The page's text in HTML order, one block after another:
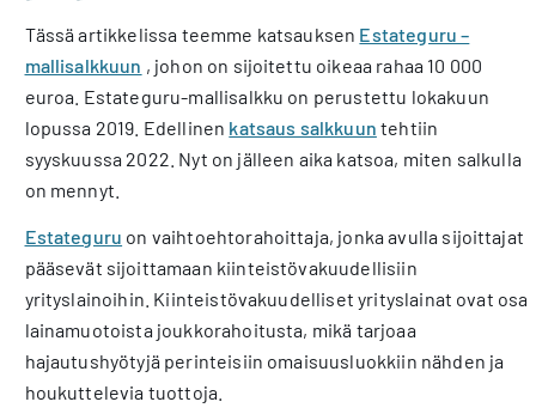
Tässä artikkelissa teemme katsauksen Estateguru –
mallisalkkuun , johon on sijoitettu oikeaa rahaa 10 000
euroa. Estateguru-mallisalkku on perustettu lokakuun
lopussa 2019. Edellinen katsaus salkkuun tehtiin
syyskuussa 2022. Nyt on jälleen aika katsoa, miten salkulla
on mennyt.
Estateguru on vaihtoehtorahoittaja, jonka avulla sijoittajat
pääsevät sijoittamaan kiinteistövakuudellisiin
yrityslainoihin. Kiinteistövakuudelliset yrityslainat ovat osa
lainamuotoista joukkorahoitusta, mikä tarjoaa
hajautushyötyjä perinteisiin omaisuusluokkiin nähden ja
houkuttelevia tuottoja.